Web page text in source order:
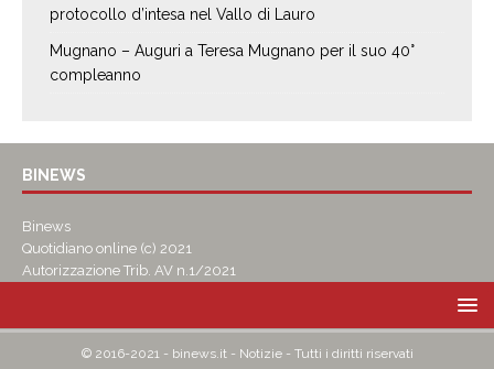
protocollo d’intesa nel Vallo di Lauro
Mugnano – Auguri a Teresa Mugnano per il suo 40°
compleanno
BINEWS
Binews
Quotidiano online (c) 2021
Autorizzazione Trib. AV n.1/2021
© 2016-2021 - binews.it - Notizie - Tutti i diritti riservati